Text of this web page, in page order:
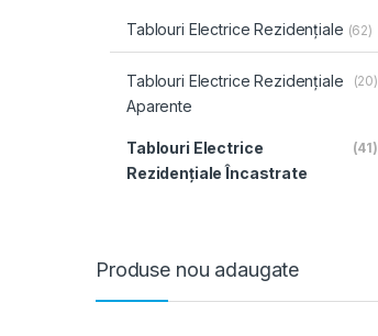
Tablouri Electrice Rezidențiale (62)
Tablouri Electrice Rezidențiale
Aparente
(20)
Tablouri Electrice
Rezidențiale Încastrate
(41)
Produse nou adaugate